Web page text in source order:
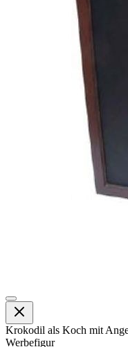
Krokodil als Koch mit
Werbefigur